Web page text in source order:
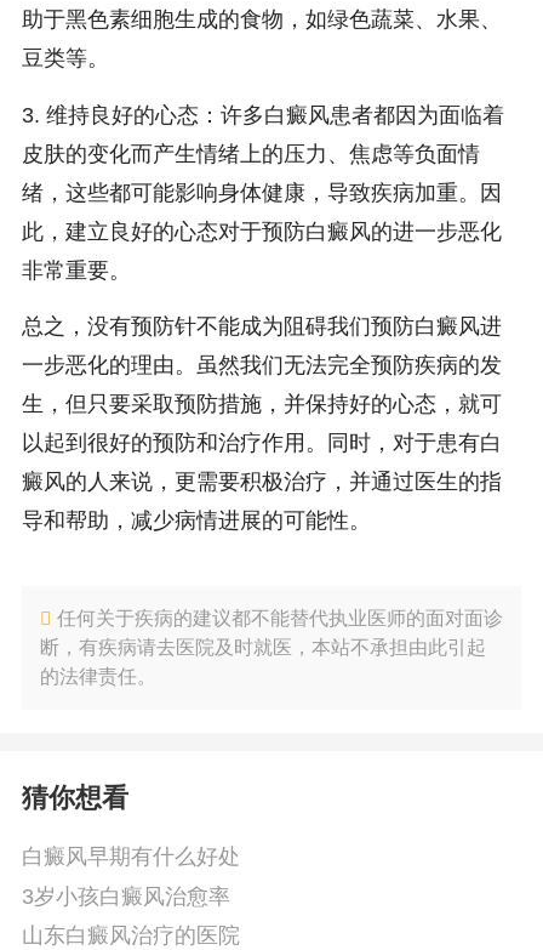
助于黑色素细胞生成的食物，如绿色蔬菜、水果、
豆类等。
3. 维持良好的心态：许多白癜风患者都因为面临着
皮肤的变化而产生情绪上的压力、焦虑等负面情
绪，这些都可能影响身体健康，导致疾病加重。因
此，建立良好的心态对于预防白癜风的进一步恶化
非常重要。
总之，没有预防针不能成为阻碍我们预防白癜风进
一步恶化的理由。虽然我们无法完全预防疾病的发
生，但只要采取预防措施，并保持好的心态，就可
以起到很好的预防和治疗作用。同时，对于患有白
癜风的人来说，更需要积极治疗，并通过医生的指
导和帮助，减少病情进展的可能性。
任何关于疾病的建议都不能替代执业医师的面对面诊
断，有疾病请去医院及时就医，本站不承担由此引起
的法律责任。
猜你想看
白癜风早期有什么好处
3岁小孩白癜风治愈率
山东白癜风治疗的医院